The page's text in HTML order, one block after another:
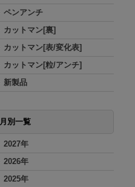
ペンアンチ
カットマン[裏]
カットマン[表/変化表]
カットマン[粒/アンチ]
新製品
月別一覧
2027年
2026年
2025年